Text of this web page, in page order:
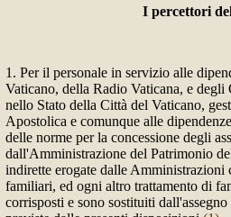
I percettori
1. Per il personale in servizio alle
Vaticano, della Radio Vaticana, e
nello Stato della Città del Vaticano,
Apostolica e comunque alle
delle norme per la concessione degli
dall'Amministrazione del Patrimonio
indirette erogate dalle Amministrazioni
familiari, ed ogni altro trattamento di
corrisposti e sono sostituiti